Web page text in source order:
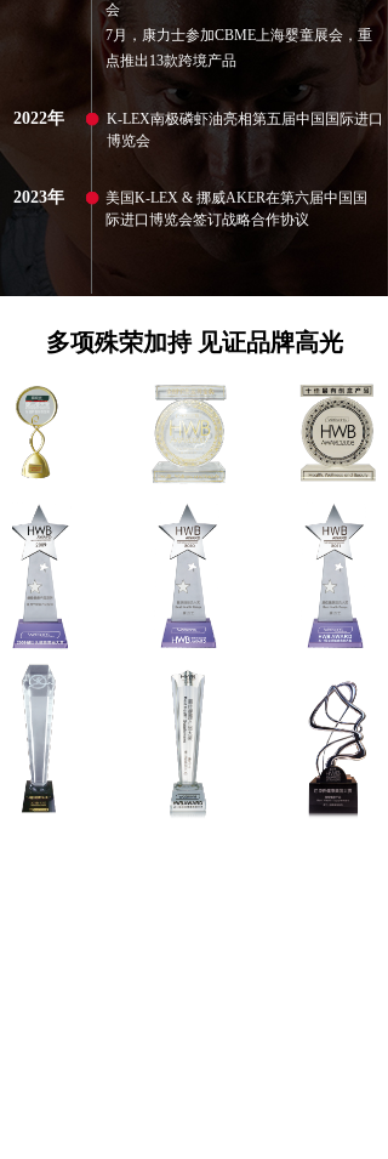
会
7月，康力士参加CBME上海婴童展会，重
点推出13款跨境产品
美国K-LEX & 挪威AKER在第六届中国国
际进口博览会签订战略合作协议
2023年
K-LEX南极磷虾油亮相第五届中国国际进口
博览会
2022年
多项殊荣加持 见证品牌高光